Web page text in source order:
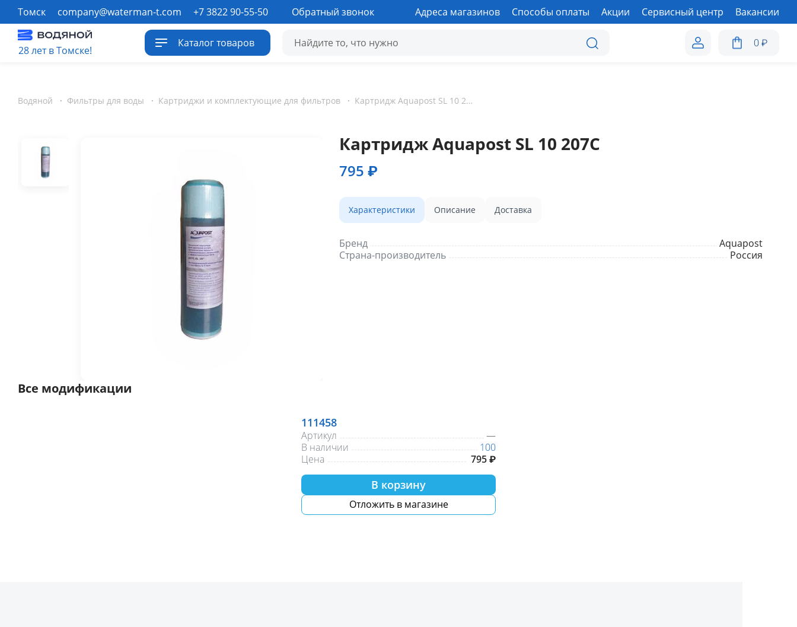
Томск company@waterman-t.com +7 3822 90-55-50 Обратный звонок Адреса магазинов Способы оплаты Акции Сервисный центр Вакансии
28 лет в Томске!
Каталог товаров 0₽
Водяной · Фильтры для воды · Картриджи и комплектующие для фильтров · Картридж Aquapost SL 10 207С
Картридж Aquapost SL 10 207С
795 ₽
Характеристики Описание Доставка
Бренд
Aquapost
Страна-производитель
Россия
Все модификации
111458
Артикул
—
В наличии
100
Цена
795 ₽
В корзину
Отложить в магазине